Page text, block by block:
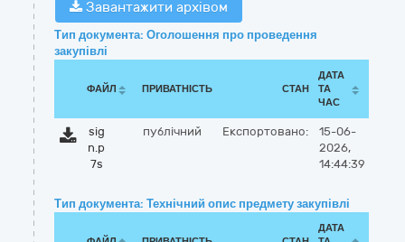
Завантажити архівом
Тип документа: Оголошення про проведення
закупівлі
ФАЙЛ ПРИВАТНІСТЬ СТАН
ДАТА
ТА
ЧАС
sig
n.p
7s
публічний Експортовано:
15-06-
2026,
14:44:39
Тип документа: Технічний опис предмету закупівлі
ДАТА